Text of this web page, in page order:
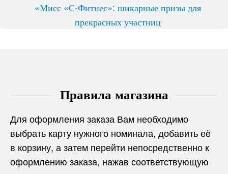
«Мисс «С-Фитнес»: шикарные призы для
прекрасных участниц
Правила магазина
Для оформления заказа Вам необходимо
выбрать карту нужного номинала, добавить её
в корзину, а затем перейти непосредственно к
оформлению заказа, нажав соответствующую